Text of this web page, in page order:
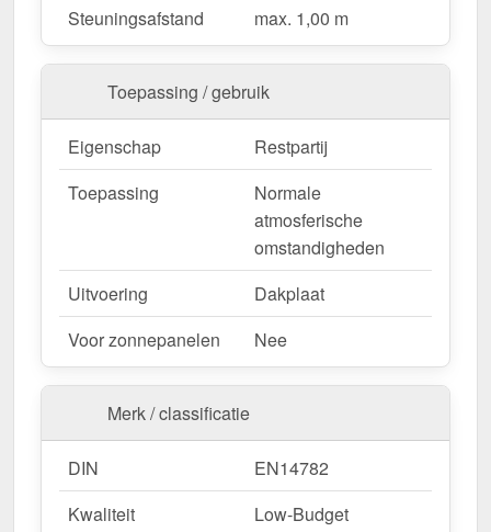
nu en profiteer van een snelle levering!
Opgelet:
Alleen producten met DIN EN 1090 zijn
toegestaan voor statische berekeningen.
Restpartijen (DIN EN 14782) zijn uitgesloten.
Steuningsafstand
max. 1,00 m
Toepassing / gebruik
Eigenschap
Restpartij
Toepassing
Normale
atmosferische
omstandigheden
Uitvoering
Dakplaat
Voor zonnepanelen
Nee
Merk / classificatie
DIN
EN14782
Kwaliteit
Low-Budget